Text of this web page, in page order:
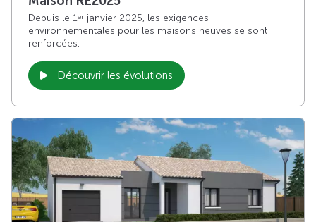
Depuis le 1er janvier 2025, les exigences
environnementales pour les maisons neuves se sont
renforcées.
Découvrir les évolutions